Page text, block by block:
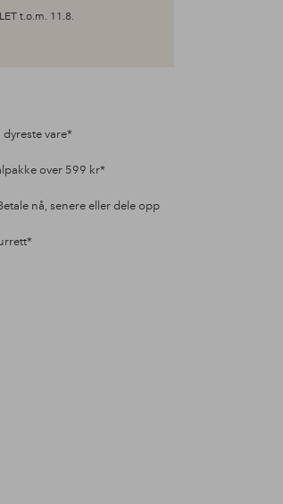
t.o.m. 11.8.
vare*
over 599 kr*
nå, senere eller dele opp